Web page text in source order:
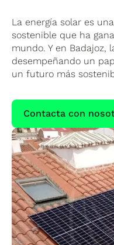
La energía solar es
sostenible que ha
mundo. Y en Badajoz,
desempeñando un
un futuro más
Contacta con